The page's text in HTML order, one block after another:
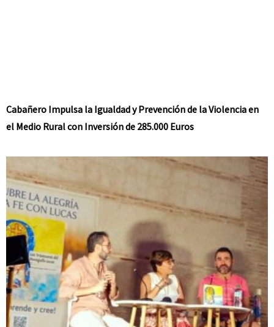
Cabañero Impulsa la Igualdad y Prevención de la Violencia en
el Medio Rural con Inversión de 285.000 Euros